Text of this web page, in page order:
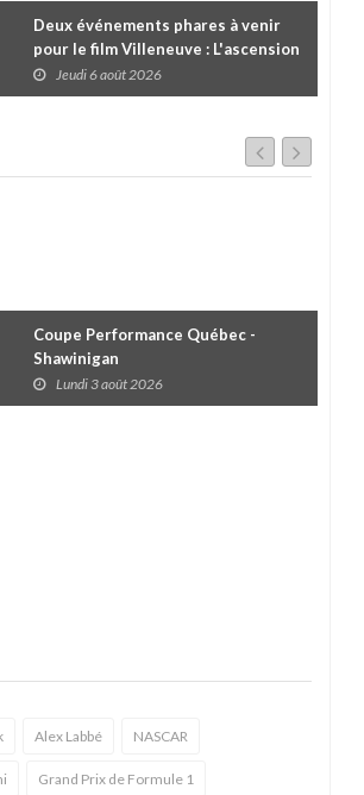
Deux événements phares à venir
pour le film Villeneuve : L'ascension
d'une légende (+ vidéo)
Jeudi 6 août 2026
Coupe Performance Québec -
Shawinigan
Lundi 3 août 2026
Alex Labbé NASCAR
Grand Prix de Formule 1